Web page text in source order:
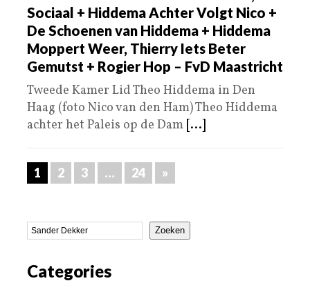
Sociaal + Hiddema Achter Volgt Nico +
De Schoenen van Hiddema + Hiddema
Moppert Weer, Thierry Iets Beter
Gemutst + Rogier Hop – FvD Maastricht
Tweede Kamer Lid Theo Hiddema in Den
Haag (foto Nico van den Ham) Theo Hiddema
achter het Paleis op de Dam [...]
1 2 3 … 24 »
Zoeken
Categories